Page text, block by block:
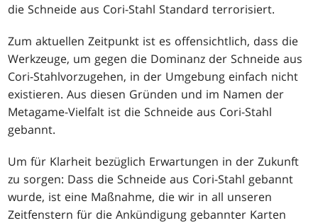
die Schneide aus Cori-Stahl Standard terrorisiert.
Zum aktuellen Zeitpunkt ist es offensichtlich, dass die
Werkzeuge, um gegen die Dominanz der Schneide aus
Cori-Stahlvorzugehen, in der Umgebung einfach nicht
existieren. Aus diesen Gründen und im Namen der
Metagame-Vielfalt ist die Schneide aus Cori-Stahl
gebannt.
Um für Klarheit bezüglich Erwartungen in der Zukunft
zu sorgen: Dass die Schneide aus Cori-Stahl gebannt
wurde, ist eine Maßnahme, die wir in all unseren
Zeitfenstern für die Ankündigung gebannter Karten